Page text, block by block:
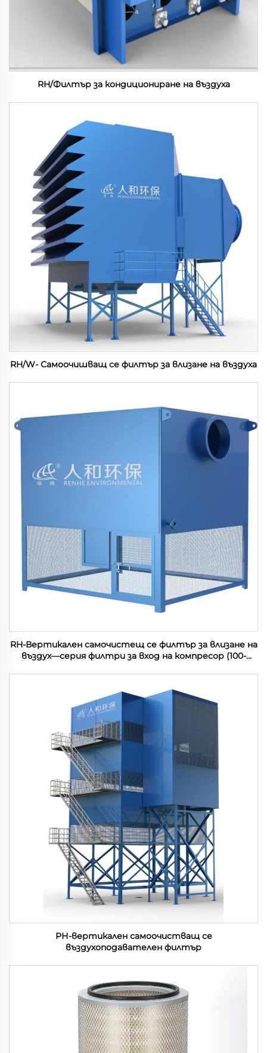
RH/Филтър за кондициониране на въздуха
RH/W- Самоочишващ се филтър за влизане на въздуха
RH-Вертикален самочистещ се филтър за влизане на
въздух—серия филтри за вход на компресор (100-
РН-вертикален самоочистващ се
въздухоподавателен филтър